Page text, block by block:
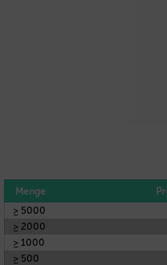
Menge
≥ 5000
≥ 2000
≥ 1000
≥ 500